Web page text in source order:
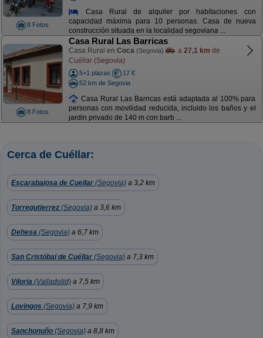
8 Fotos
Casa Rural de alquiler por habitaciones con
capacidad máxima para 10 personas. Casa de nueva
construcción situada en la localidad segoviana ...
8 Fotos
Casa Rural Las Barricas
Casa Rural en Coca (Segovia) a 27,1 km de
Cuéllar (Segovia)
5+1 plazas
17 €
52 km de Segovia
Casa Rural Las Barricas está adaptada al 100% para
personas con movilidad reducida, incluido los baños y el
jardin privado de 140 m con barb ...
Cerca de Cuéllar:
Escarabajosa de Cuellar (Segovia) a 3,2 km
Torregutierrez (Segovia) a 3,6 km
Dehesa (Segovia) a 6,7 km
San Cristóbal de Cuéllar (Segovia) a 7,3 km
Viloria (Valladolid) a 7,5 km
Lovingos (Segovia) a 7,9 km
Sanchonuño (Segovia) a 8,8 km